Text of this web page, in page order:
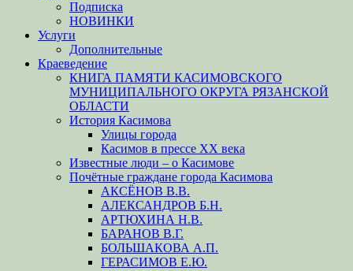
Подписка
НОВИНКИ
Услуги
Дополнительные
Краеведение
КНИГА ПАМЯТИ КАСИМОВСКОГО
МУНИЦИПАЛЬНОГО ОКРУГА РЯЗАНСКОЙ
ОБЛАСТИ
История Касимова
Улицы города
Касимов в прессе XX века
Известные люди – о Касимове
Почётные граждане города Касимова
АКСЁНОВ В.В.
АЛЕКСАНДРОВ Б.Н.
АРТЮХИНА Н.В.
БАРАНОВ В.Г.
БОЛЬШАКОВА А.П.
ГЕРАСИМОВ Е.Ю.